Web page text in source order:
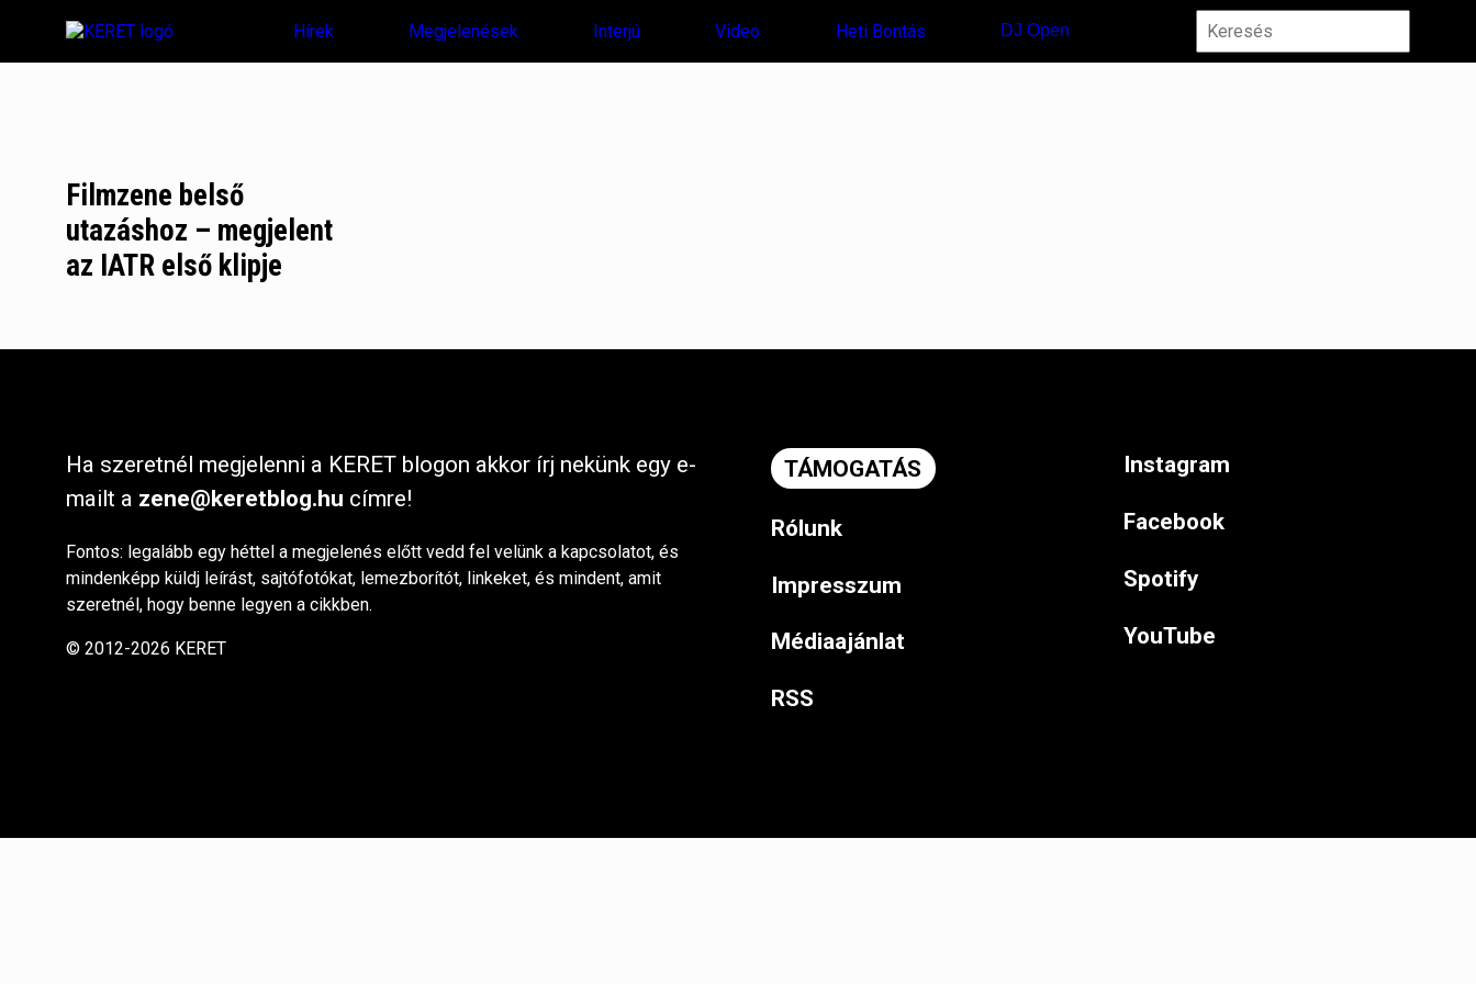
Hírek Megjelenések Interjú Video Heti Bontás DJ Open
Filmzene belső
utazáshoz – megjelent
az IATR első klipje
Ha szeretnél megjelenni a KERET blogon akkor írj nekünk egy e-
mailt a zene@keretblog.hu címre!
Fontos: legalább egy héttel a megjelenés előtt vedd fel velünk a kapcsolatot, és
mindenképp küldj leírást, sajtófotókat, lemezborítót, linkeket, és mindent, amit
szeretnél, hogy benne legyen a cikkben.
© 2012-2026 KERET
TÁMOGATÁS
Rólunk
Impresszum
Médiaajánlat
RSS
Instagram
Facebook
Spotify
YouTube